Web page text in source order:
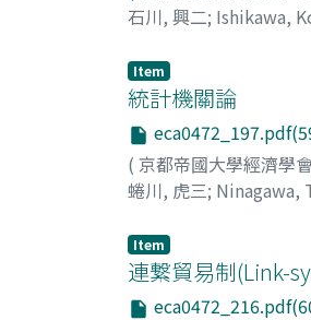
石川, 興二; Ishikawa,
Item
統計機關論
( 京都帝國大學經濟學
蜷川, 虎三; Ninagawa,
Item
連繋貿易制(Link-